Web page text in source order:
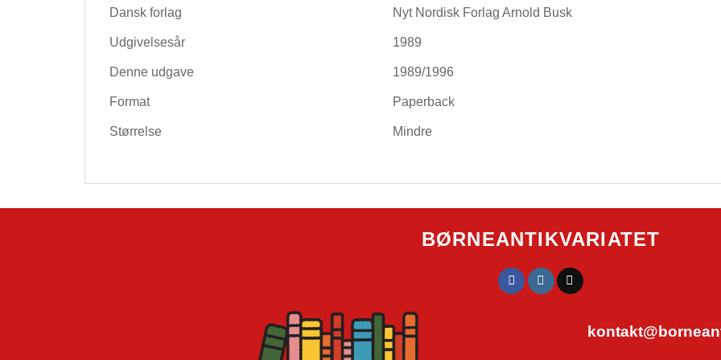
Dansk forlag Nyt Nordisk Forlag Arnold Busk
Udgivelsesår 1989
Denne udgave 1989/1996
Format Paperback
Størrelse Mindre
BØRNEANTIKVARIATET